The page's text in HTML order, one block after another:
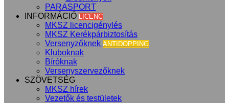
PARASPORT
INFORMÁCIÓ LICENC
MKSZ licencigénylés
MKSZ Kerékpárbiztosítás
Versenyzőknek ANTIDOPPING
Kluboknak
Bíróknak
Versenyszervezőknek
SZÖVETSÉG
MKSZ hírek
Vezetők és testületek